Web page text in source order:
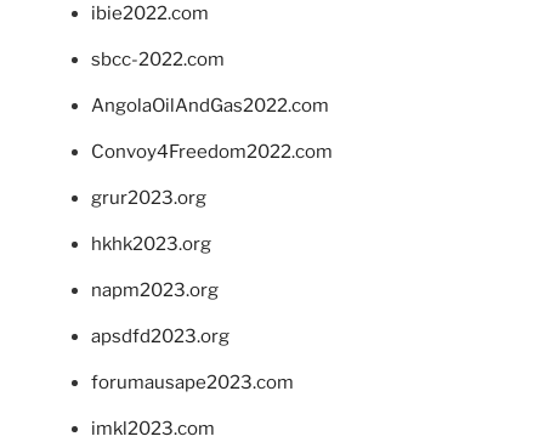
ibie2022.com
sbcc-2022.com
AngolaOilAndGas2022.com
Convoy4Freedom2022.com
grur2023.org
hkhk2023.org
napm2023.org
apsdfd2023.org
forumausape2023.com
imkl2023.com